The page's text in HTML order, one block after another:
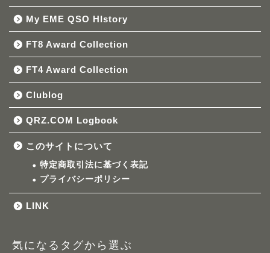
My EME QSO HIstory
FT8 Award Collection
FT4 Award Collection
Clublog
QRZ.COM Logbook
このサイトについて
特定商取引法に基づく表記
プライバシーポリシー
LINK
気になるタグから選ぶ